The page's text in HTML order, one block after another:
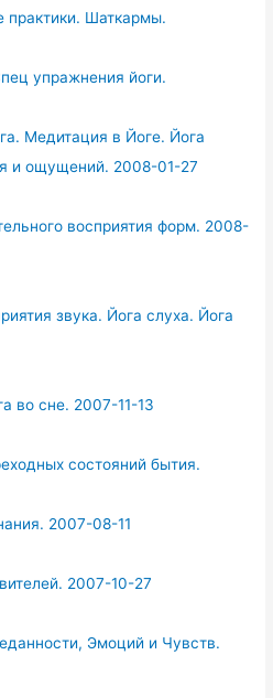
практики. Шаткармы.
упражнения йоги.
Медитация в Йоге. Йога
и ощущений. 2008-01-27
восприятия форм. 2008-
звука. Йога слуха. Йога
во сне. 2007-11-13
состояний бытия.
2007-08-11
2007-10-27
Эмоций и Чувств.